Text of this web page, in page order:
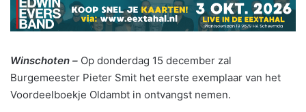
Winschoten – Op donderdag 15 december zal
Burgemeester Pieter Smit het eerste exemplaar van het
Voordeelboekje Oldambt in ontvangst nemen.